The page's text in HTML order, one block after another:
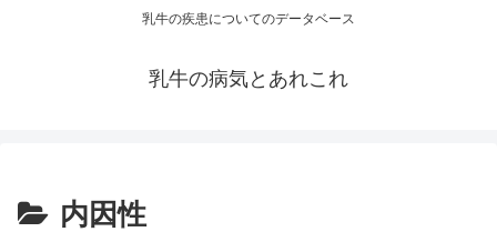
乳牛の疾患についてのデータベース
乳牛の病気とあれこれ
内因性